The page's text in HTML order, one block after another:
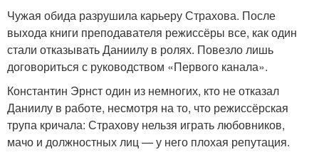
Чужая обида разрушила карьеру Страхова. После
выхода книги преподавателя режиссёры все, как один
стали отказывать Даниилу в ролях. Повезло лишь
договориться с руководством «Первого канала».
Константин Эрнст один из немногих, кто не отказал
Даниилу в работе, несмотря на то, что режиссёрская
трупа кричала: Страхову нельзя играть любовников,
мачо и должностных лиц — у него плохая репутация.